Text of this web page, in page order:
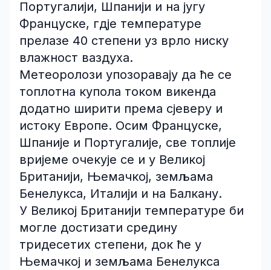
Португалији, Шпанији и на југу
Француске, гдје температуре
прелазе 40 степени уз врло ниску
влажност ваздуха.
Метеоролози упозоравају да ће се
топлотна купола током викенда
додатно ширити према сјеверу и
истоку Европе. Осим Француске,
Шпаније и Португалије, све топлије
вријеме очекује се и у Великој
Британији, Њемачкој, земљама
Бенелукса, Италији и на Балкану.
У Великој Британији температуре би
могле достизати средину
тридесетих степени, док ће у
Њемачкој и земљама Бенелукса